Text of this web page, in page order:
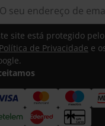
site está protegido
Política de Privacidade e